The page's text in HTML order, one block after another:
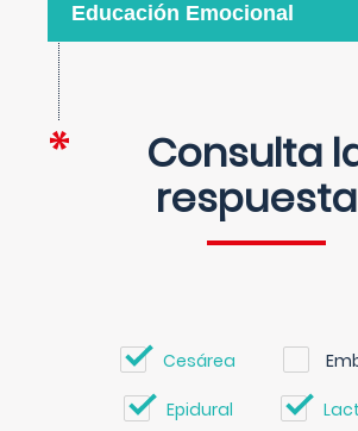
Educación Emocional
Consulta
Cesárea
Epidural